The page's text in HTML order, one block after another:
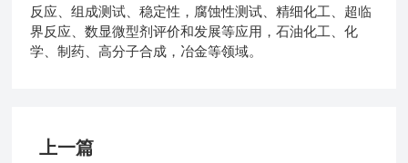
反应、组成测试、稳定性，腐蚀性测试、精细化工、超临
界反应、数显微型剂评价和发展等应用，石油化工、化
学、制药、高分子合成，冶金等领域。
上一篇